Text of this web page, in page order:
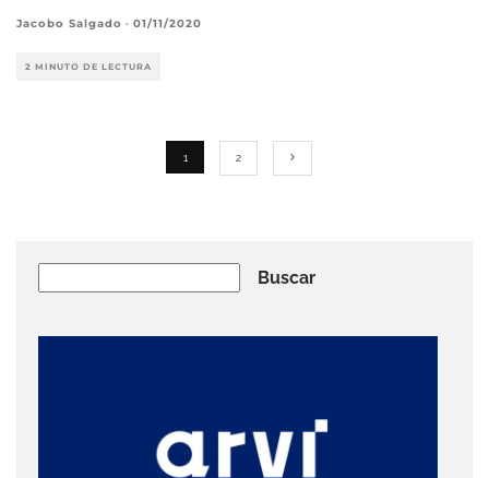
Jacobo Salgado · 01/11/2020
2 MINUTO DE LECTURA
1 2
Buscar